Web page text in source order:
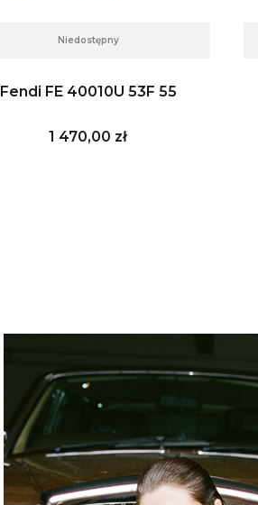
Niedostępny
Fendi FE 40010U 53F 55
Cena
1 470,00 zł